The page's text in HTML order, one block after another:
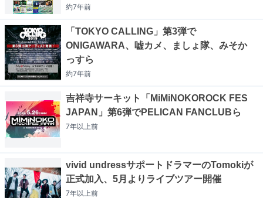
約7年前
「TOKYO CALLING」第3弾で
ONIGAWARA、嘘カメ、ましょ隊、みそか
っすら
約7年前
吉祥寺サーキット「MiMiNOKOROCK FES
JAPAN」第6弾でPELICAN FANCLUBら
7年以上前
vivid undressサポートドラマーのTomokiが
正式加入、5月よりライブツアー開催
7年以上前